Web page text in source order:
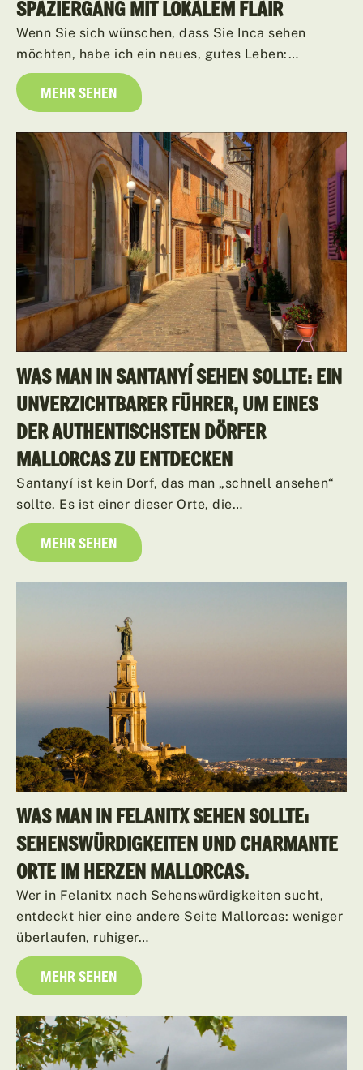
SPAZIERGANG MIT LOKALEM FLAIR
Wenn Sie sich wünschen, dass Sie Inca sehen
möchten, habe ich ein neues, gutes Leben:…
MEHR SEHEN
WAS MAN IN SANTANYÍ SEHEN SOLLTE: EIN
UNVERZICHTBARER FÜHRER, UM EINES
DER AUTHENTISCHSTEN DÖRFER
MALLORCAS ZU ENTDECKEN
Santanyí ist kein Dorf, das man „schnell ansehen“
sollte. Es ist einer dieser Orte, die…
MEHR SEHEN
WAS MAN IN FELANITX SEHEN SOLLTE:
SEHENSWÜRDIGKEITEN UND CHARMANTE
ORTE IM HERZEN MALLORCAS.
Wer in Felanitx nach Sehenswürdigkeiten sucht,
entdeckt hier eine andere Seite Mallorcas: weniger
überlaufen, ruhiger…
MEHR SEHEN